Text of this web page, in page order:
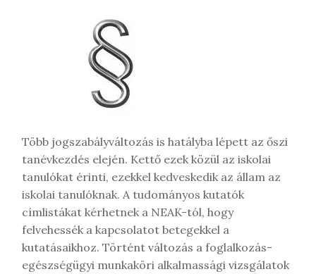
Több jogszabályváltozás is hatályba lépett az őszi
tanévkezdés elején. Kettő ezek közül az iskolai
tanulókat érinti, ezekkel kedveskedik az állam az
iskolai tanulóknak. A tudományos kutatók
címlistákat kérhetnek a NEAK-tól, hogy
felvehessék a kapcsolatot betegekkel a
kutatásaikhoz. Történt változás a foglalkozás-
egészségügyi munkaköri alkalmassági vizsgálatok